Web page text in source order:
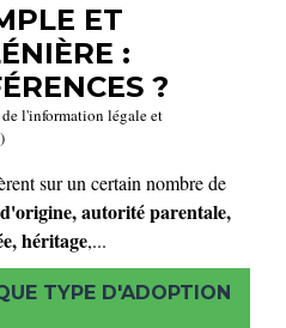
ET
:
?
l'information légale et
sur un certain nombre de
autorité parentale,
héritage,...
TYPE D'ADOPTION